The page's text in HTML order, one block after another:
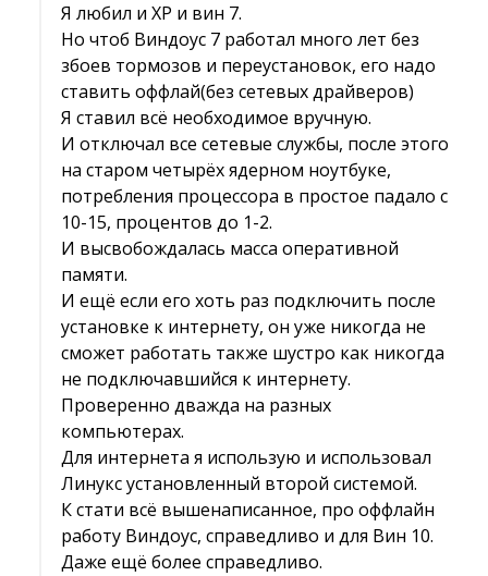
Я любил и XP и вин 7.
Но чтоб Виндоус 7 работал много лет без
збоев тормозов и переустановок, его надо
ставить оффлай(без сетевых драйверов)
Я ставил всё необходимое вручную.
И отключал все сетевые службы, после этого
на старом четырёх ядерном ноутбуке,
потребления процессора в простое падало с
10-15, процентов до 1-2.
И высвобождалась масса оперативной
памяти.
И ещё если его хоть раз подключить после
установке к интернету, он уже никогда не
сможет работать также шустро как никогда
не подключавшийся к интернету.
Проверенно дважда на разных
компьютерах.
Для интернета я использую и использовал
Линукс установленный второй системой.
К стати всё вышенаписанное, про оффлайн
работу Виндоус, справедливо и для Вин 10.
Даже ещё более справедливо.